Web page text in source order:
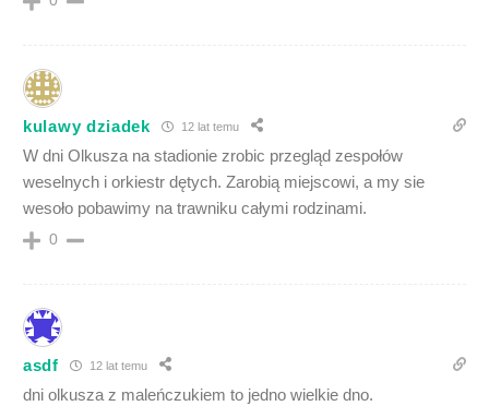
kulawy dziadek 12 lat temu
W dni Olkusza na stadionie zrobic przegląd zespołów
weselnych i orkiestr dętych. Zarobią miejscowi, a my sie
wesoło pobawimy na trawniku całymi rodzinami.
0
asdf 12 lat temu
dni olkusza z maleńczukiem to jedno wielkie dno.